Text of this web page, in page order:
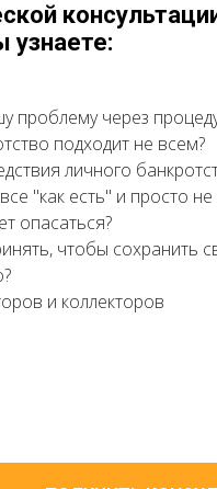
узнаете:
проблему через
подходит не всем?
личного
"как есть" и просто
опасаться?
чтобы сохранить
и коллекторов